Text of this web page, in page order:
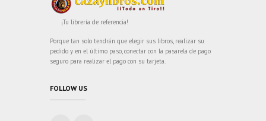
¡Tu librería de referencia!
Porque tan solo tendrán que elegir sus libros, realizar su
pedido y en el último paso, conectar con la pasarela de pago
seguro para realizar el pago con su tarjeta.
FOLLOW US